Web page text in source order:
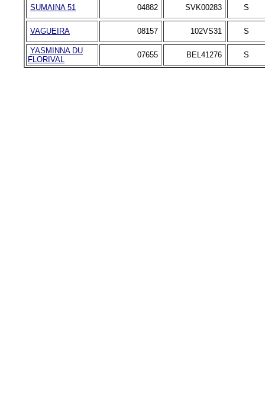
SUMAINA 51 04882 SVK00283 S
VAGUEIRA 08157 102VS31 S
YASMINNA DU
FLORIVAL
07655 BEL41276 S